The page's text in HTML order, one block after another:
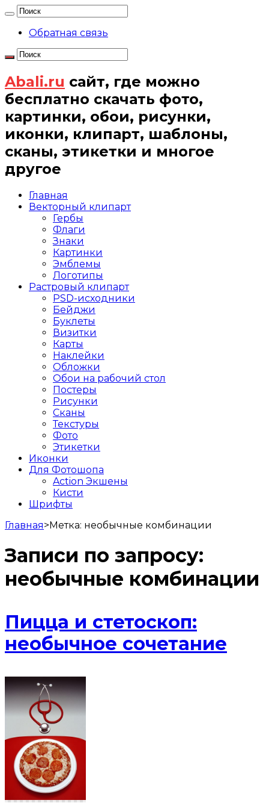
Обратная связь
Abali.ru сайт, где можно
бесплатно скачать фото,
картинки, обои, рисунки,
иконки, клипарт, шаблоны,
сканы, этикетки и многое
другое
Главная
Векторный клипарт
Гербы
Флаги
Знаки
Картинки
Эмблемы
Логотипы
Растровый клипарт
PSD-исходники
Бейджи
Буклеты
Визитки
Карты
Наклейки
Обложки
Обои на рабочий стол
Постеры
Рисунки
Сканы
Текстуры
Фото
Этикетки
Иконки
Для Фотошопа
Action Экшены
Кисти
Шрифты
Главная>Метка: необычные комбинации
Записи по запросу:
необычные комбинации
Пицца и стетоскоп:
необычное сочетание